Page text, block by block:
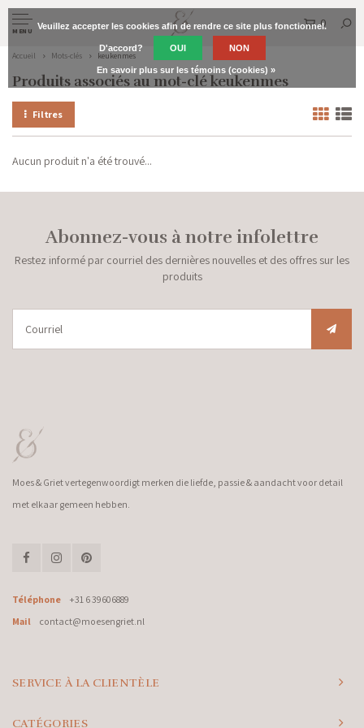
MENU
0
Accueil Mots-clés keukenmes
Produits associés au mot-clé keukenmes
Filtres
Aucun produit n'a été trouvé...
Abonnez-vous à notre infolettre
Restez informé par courriel des dernières nouvelles et des offres sur les
produits
Moes & Griet vertegenwoordigt merken die liefde, passie & aandacht voor detail
met elkaar gemeen hebben.
Téléphone
+31 6 39606889
Mail
contact@moesengriet.nl
SERVICE À LA CLIENTÈLE
CATÉGORIES
Veuillez accepter les cookies afin de rendre ce site plus fonctionnel.
D'accord? OUI NON
En savoir plus sur les témoins (cookies) »